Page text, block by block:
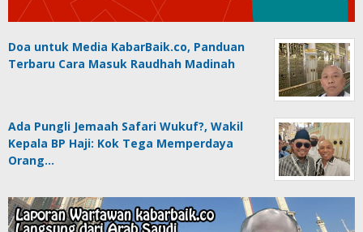
Doa untuk Media KabarBaik.co, Panduan
Terbaru Cara Masuk Raudhah Madinah
Ada Pungli Jemaah Safari Wukuf?, Wakil
Kepala BP Haji: Kok Tega Memperdaya
Orang…